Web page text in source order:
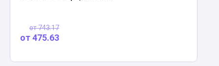
от743.17
от475.63